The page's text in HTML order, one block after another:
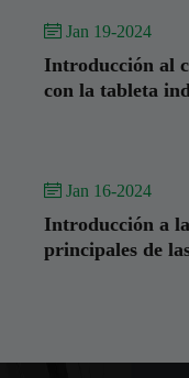
 Jan 19-2024
Introducción al
con la tableta
 Jan 16-2024
Introducción a
principales de